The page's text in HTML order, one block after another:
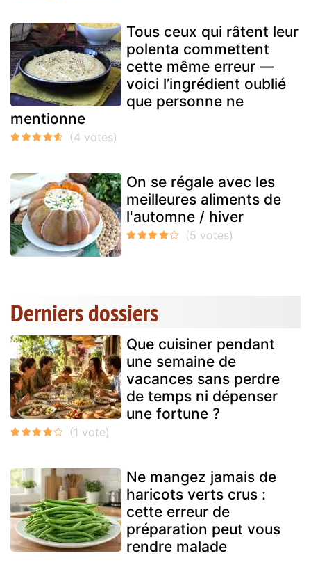
Tous ceux qui râtent leur
polenta commettent
cette même erreur —
voici l’ingrédient oublié
que personne ne
mentionne
On se régale avec les
meilleures aliments de
l'automne / hiver
Derniers dossiers
Que cuisiner pendant
une semaine de
vacances sans perdre
de temps ni dépenser
une fortune ?
Ne mangez jamais de
haricots verts crus :
cette erreur de
préparation peut vous
rendre malade